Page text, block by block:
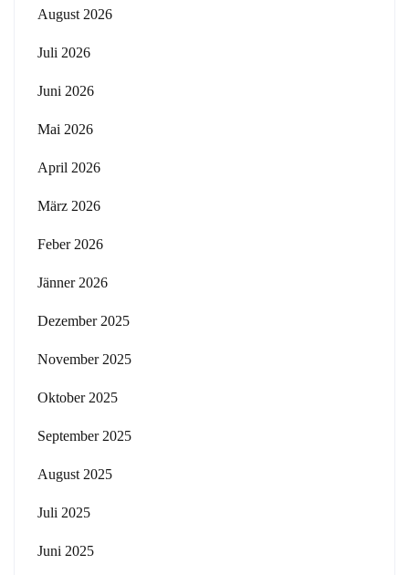
August 2026
Juli 2026
Juni 2026
Mai 2026
April 2026
März 2026
Feber 2026
Jänner 2026
Dezember 2025
November 2025
Oktober 2025
September 2025
August 2025
Juli 2025
Juni 2025